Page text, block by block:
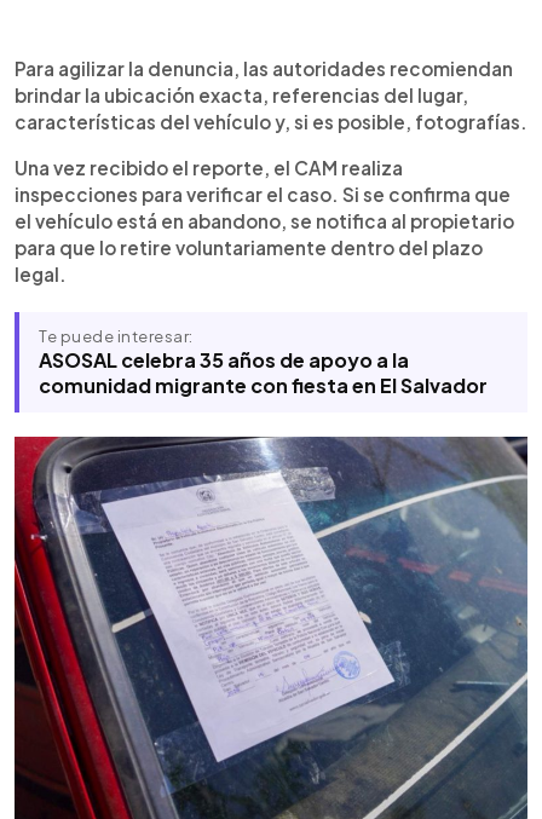
Para agilizar la denuncia, las autoridades recomiendan
brindar la ubicación exacta, referencias del lugar,
características del vehículo y, si es posible, fotografías.
Una vez recibido el reporte, el CAM realiza
inspecciones para verificar el caso. Si se confirma que
el vehículo está en abandono, se notifica al propietario
para que lo retire voluntariamente dentro del plazo
legal.
Te puede interesar:
ASOSAL celebra 35 años de apoyo a la
comunidad migrante con fiesta en El Salvador